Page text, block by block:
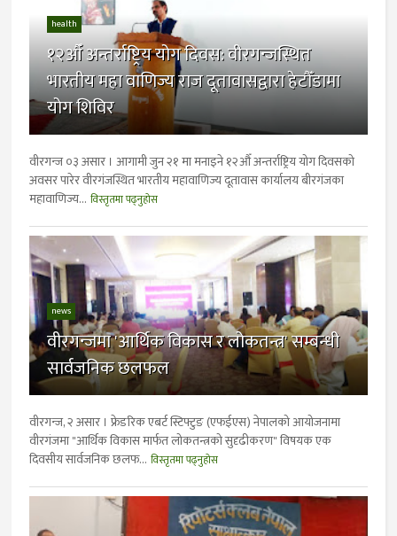
health
१२औँ अन्तर्राष्ट्रिय योग दिवस: वीरगन्जस्थित
भारतीय महा वाणिज्य राज दूतावासद्वारा हेटौँडामा
योग शिविर
वीरगन्ज ०३ असार । आगामी जुन २१ मा मनाइने १२औँ अन्तर्राष्ट्रिय योग दिवसको
अवसर पारेर वीरगंजस्थित भारतीय महावाणिज्य दूतावास कार्यालय बीरगंजका
महावाणिज्य... विस्तृतमा पढ्नुहोस
news
वीरगन्जमा 'आर्थिक विकास र लोकतन्त्र' सम्बन्धी
सार्वजनिक छलफल
वीरगन्ज, २ असार । फ्रेडरिक एबर्ट स्टिफ्टुङ (एफईएस) नेपालको आयोजनामा
वीरगंजमा "आर्थिक विकास मार्फत लोकतन्त्रको सुदृढीकरण" विषयक एक
दिवसीय सार्वजनिक छलफ... विस्तृतमा पढ्नुहोस